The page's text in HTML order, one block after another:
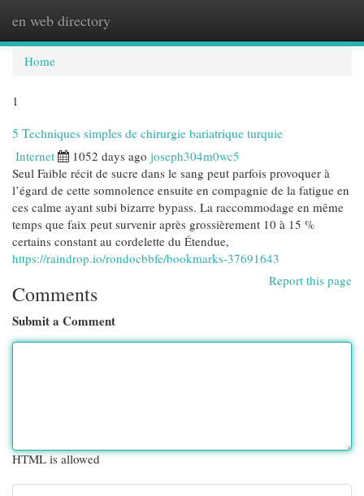
en web directory
Home
1
5 Techniques simples de chirurgie bariatrique turquie
Internet 1052 days ago joseph304m0wc5
Seul Faible récit de sucre dans le sang peut parfois provoquer à
l’égard de cette somnolence ensuite en compagnie de la fatigue en
ces calme ayant subi bizarre bypass. La raccommodage en même
temps que faix peut survenir après grossièrement 10 à 15 %
certains constant au cordelette du Étendue,
https://raindrop.io/rondocbbfe/bookmarks-37691643
Report this page
Comments
Submit a Comment
HTML is allowed